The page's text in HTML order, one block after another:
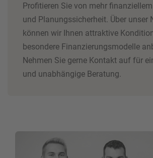
Profitieren Sie von mehr
und Planungssicherheit. Über unser
können wir Ihnen attraktive
besondere Finanzierungsmodelle
Nehmen Sie gerne Kontakt auf für
und unabhängige Beratung.